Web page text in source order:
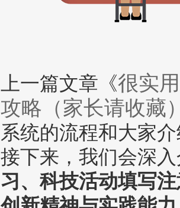
上一篇文章《很实
攻略（家长请收藏
系统的流程和大家
接下来，我们会深
习、科技活动填写